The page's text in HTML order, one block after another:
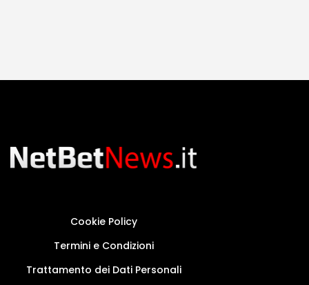
Cookie Policy
Termini e Condizioni
Trattamento dei Dati Personali